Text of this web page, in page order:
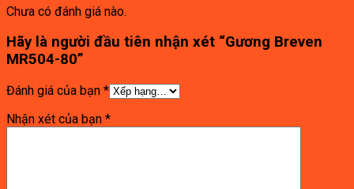
Chưa có đánh giá nào.
Hãy là người đầu tiên nhận xét “Gương Breven
MR504-80”
Đánh giá của bạn *
Nhận xét của bạn *